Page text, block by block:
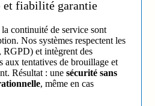
et fiabilité garantie
continuité de service sont
Nos systèmes respectent les
et intègrent des
aux tentatives de brouillage et
Résultat : unesécurité sans
, même en cas